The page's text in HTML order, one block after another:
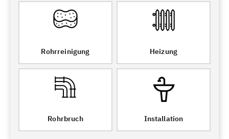
Rohrreinigung Heizung
Rohrbruch Installation